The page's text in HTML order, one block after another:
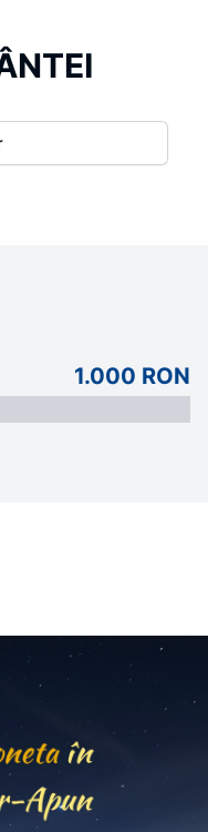
1.000 RON